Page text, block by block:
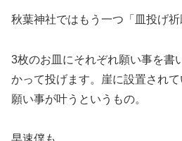
秋葉神社ではもう一つ「皿投げ祈
3枚のお皿にそれぞれ願い事を書
かって投げます。崖に設置され
願い事が叶うというもの。